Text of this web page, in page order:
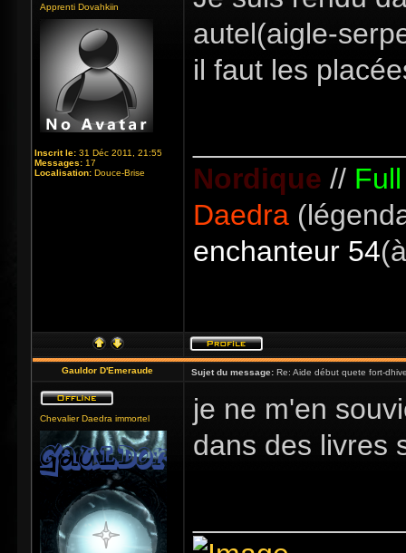
Apprenti Dovahkiin
Inscrit le: 31 Déc 2011, 21:55
Messages: 17
Localisation: Douce-Brise
autel(aigle-
il faut les
Nordique //
Daedra
enchanteur 54
Gauldor D'Emeraude Sujet du message: Re: Aide début quete fort-
Chevalier Daedra immortel
je ne m'en
dans des livres